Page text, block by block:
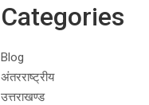
Categories
Blog
अंतरराष्ट्रीय
उत्तराखण्ड